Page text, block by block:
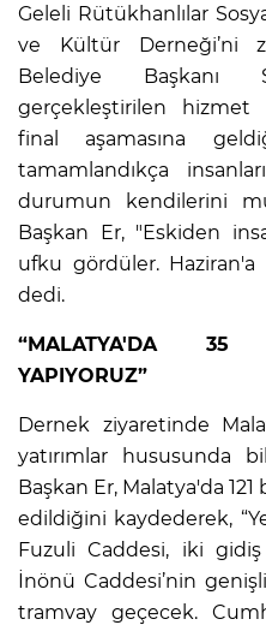
Geleli Rütükhanlılar
ve Kültür Derneği’ni
Belediye Başkanı
gerçekleştirilen hizmet
final aşamasına
tamamlandıkça
durumun kendilerini
Başkan Er, "Eskiden
ufku gördüler.
dedi.
“MALATYA'DA 35
YAPIYORUZ”
Dernek ziyaretinde
yatırımlar hususunda
Başkan Er, Malatya'da
edildiğini kaydederek,
Fuzuli Caddesi, iki
İnönü Caddesi’nin
tramvay geçecek.